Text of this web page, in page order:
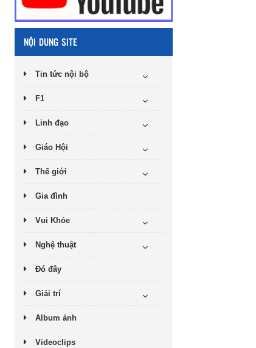
NỘI DUNG SITE
Tin tức nội bộ
F1
Linh đạo
Giáo Hội
Thế giới
Gia đình
Vui Khỏe
Nghệ thuật
Đó đây
Giải trí
Album ảnh
Videoclips